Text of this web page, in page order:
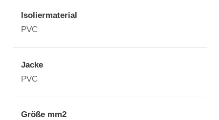
Isoliermaterial
PVC
Jacke
PVC
Größe mm2